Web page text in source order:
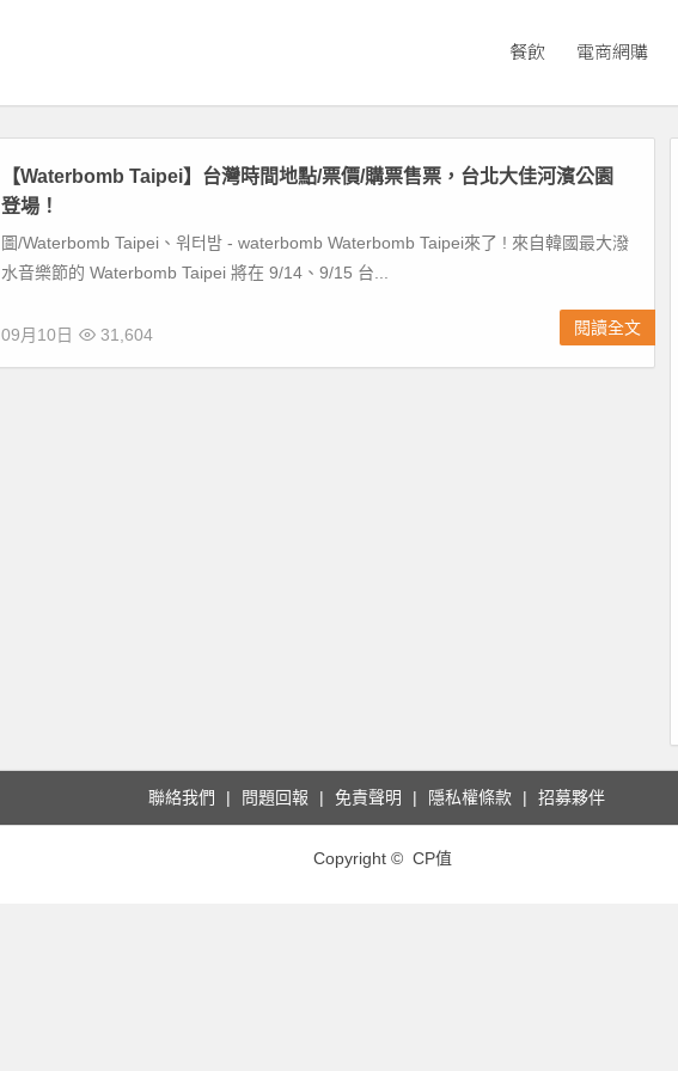
餐飲 電商網購
【Waterbomb Taipei】台灣時間地點/票價/購票售票，台北大佳河濱公園
登場！
圖/Waterbomb Taipei、워터밤 - waterbomb Waterbomb Taipei來了 ! 來自韓國最大潑
水音樂節的 Waterbomb Taipei 將在 9/14、9/15 台...
09月10日 31,604 閱讀全文
聯絡我們 問題回報 免責聲明 隱私權條款 招募夥伴
Copyright © CP值